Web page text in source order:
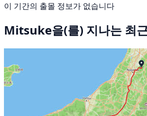
이 기간의 출몰 정보가 없습니다
Mitsuke을(를) 지나는 최